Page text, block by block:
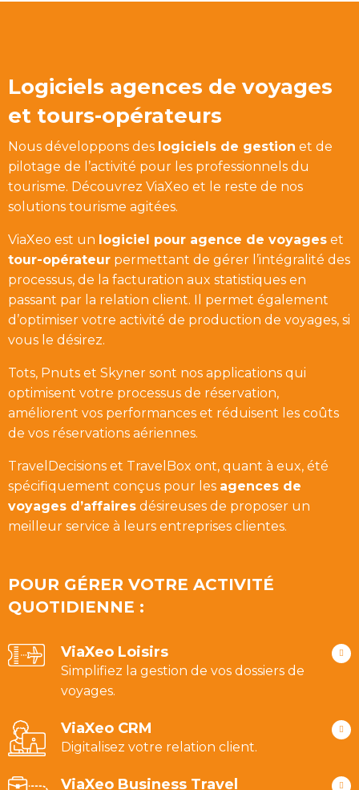
Logiciels agences de voyages
et tours-opérateurs
Nous développons des logiciels de gestion et de
pilotage de l’activité pour les professionnels du
tourisme. Découvrez ViaXeo et le reste de nos
solutions tourisme agitées.
ViaXeo est un logiciel pour agence de voyages et
tour-opérateur permettant de gérer l’intégralité des
processus, de la facturation aux statistiques en
passant par la relation client. Il permet également
d’optimiser votre activité de production de voyages, si
vous le désirez.
Tots, Pnuts et Skyner sont nos applications qui
optimisent votre processus de réservation,
améliorent vos performances et réduisent les coûts
de vos réservations aériennes.
TravelDecisions et TravelBox ont, quant à eux, été
spécifiquement conçus pour les agences de
voyages d’affaires désireuses de proposer un
meilleur service à leurs entreprises clientes.
POUR GÉRER VOTRE ACTIVITÉ
QUOTIDIENNE :
ViaXeo Loisirs
Simplifiez la gestion de vos dossiers de
voyages.
ViaXeo CRM
Digitalisez votre relation client.
ViaXeo Business Travel